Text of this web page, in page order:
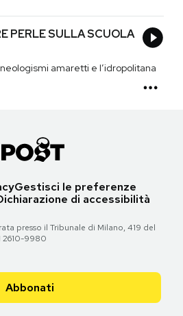
PERLE SULLA SCUOLA
amaretti e l’idropolitana
Gestisci le preferenze
di accessibilità
presso il Tribunale di Milano, 419 del
2610-9980
Abbonati